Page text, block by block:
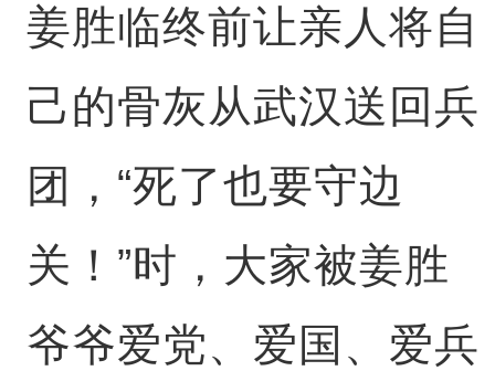
姜胜临终前让亲人将自
己的骨灰从武汉送回兵
团，“死了也要守边
关！”时，大家被姜胜
爷爷爱党、爱国、爱兵